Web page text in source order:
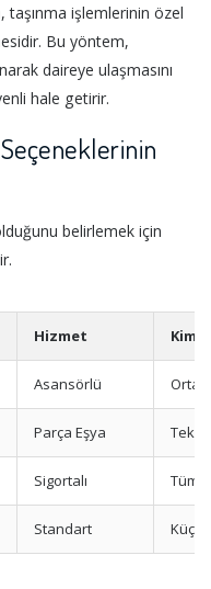
taşınma işlemlerinin özel
Bu yöntem,
daireye ulaşmasını
hale getirir.
belirlemek için
Hizmet
Asansörlü Orta-
Parça Eşya Tek
Sigortalı Tüm
Standart